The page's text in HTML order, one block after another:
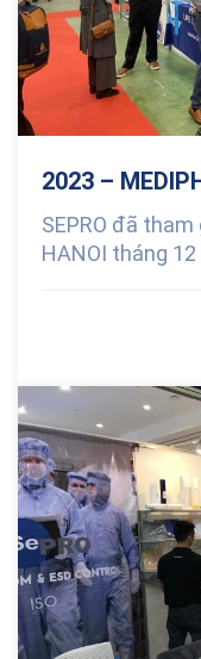
2023 –
SEPRO đã tham
HANOI tháng